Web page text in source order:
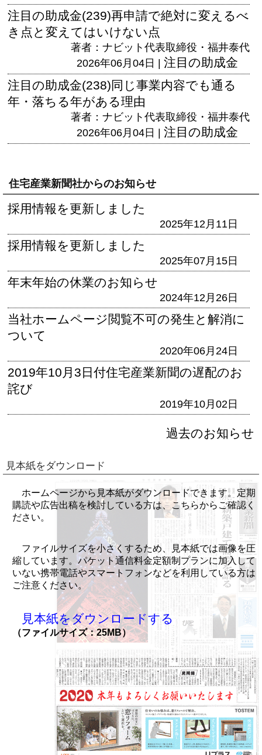
注目の助成金(239)再申請で絶対に変えるべ
き点と変えてはいけない点
著者：ナビット代表取締役・福井泰代
2026年06月04日 | 注目の助成金
注目の助成金(238)同じ事業内容でも通る
年・落ちる年がある理由
著者：ナビット代表取締役・福井泰代
2026年06月04日 | 注目の助成金
住宅産業新聞社からのお知らせ
採用情報を更新しました
2025年12月11日
採用情報を更新しました
2025年07月15日
年末年始の休業のお知らせ
2024年12月26日
当社ホームページ閲覧不可の発生と解消に
ついて
2020年06月24日
2019年10月3日付住宅産業新聞の遅配のお
詫び
2019年10月02日
過去のお知らせ
見本紙をダウンロード
ホームページから見本紙がダウンロードできます。定期
購読や広告出稿を検討している方は、こちらからご確認く
ださい。
ファイルサイズを小さくするため、見本紙では画像を圧
縮しています。パケット通信料金定額制プランに加入して
いない携帯電話やスマートフォンなどを利用している方は
ご注意ください。
見本紙をダウンロードする
（ファイルサイズ：25MB）